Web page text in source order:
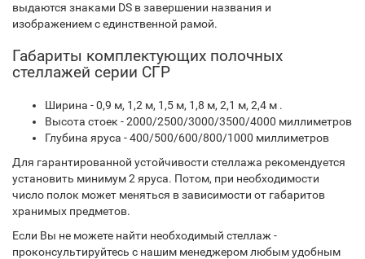
выдаются знаками DS в завершении названия и
изображением с единственной рамой.
Габариты комплектующих полочных
стеллажей серии СГР
Ширина - 0,9 м, 1,2 м, 1,5 м, 1,8 м, 2,1 м, 2,4 м .
Высота стоек - 2000/2500/3000/3500/4000 миллиметров
Глубина яруса - 400/500/600/800/1000 миллиметров
Для гарантированной устойчивости стеллажа рекомендуется
установить минимум 2 яруса. Потом, при необходимости
число полок может меняться в зависимости от габаритов
хранимых предметов.
Если Вы не можете найти необходимый стеллаж -
проконсультируйтесь с нашим менеджером любым удобным